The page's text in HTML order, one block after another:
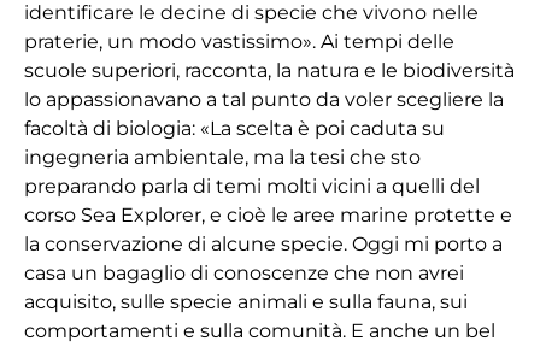
identificare le decine di specie che vivono nelle
praterie, un modo vastissimo». Ai tempi delle
scuole superiori, racconta, la natura e le biodiversità
lo appassionavano a tal punto da voler scegliere la
facoltà di biologia: «La scelta è poi caduta su
ingegneria ambientale, ma la tesi che sto
preparando parla di temi molti vicini a quelli del
corso Sea Explorer, e cioè le aree marine protette e
la conservazione di alcune specie. Oggi mi porto a
casa un bagaglio di conoscenze che non avrei
acquisito, sulle specie animali e sulla fauna, sui
comportamenti e sulla comunità. E anche un bel